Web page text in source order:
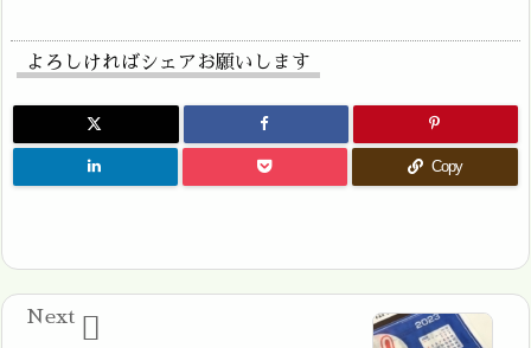
よろしければシェアお願いします
Copy

Next